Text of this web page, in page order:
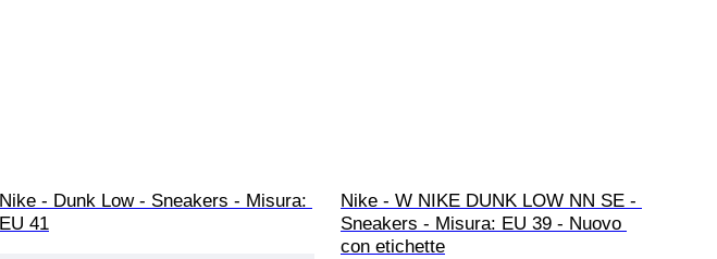
Nike - Dunk Low - Sneakers - Misura:
EU 41
Nike - W NIKE DUNK LOW NN SE -
Sneakers - Misura: EU 39 - Nuovo
con etichette